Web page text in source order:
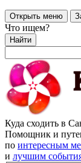
Открыть меню
Что ищем?
Найти
Куда сходить в
Помощник и
по интересным
и лучшим